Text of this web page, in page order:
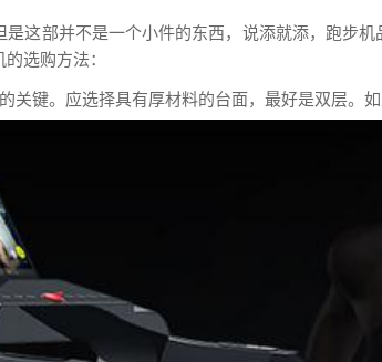
这部并不是一个小件的东西，说添就添，跑步
选购方法：
关键。应选择具有厚材料的台面，最好是双层。